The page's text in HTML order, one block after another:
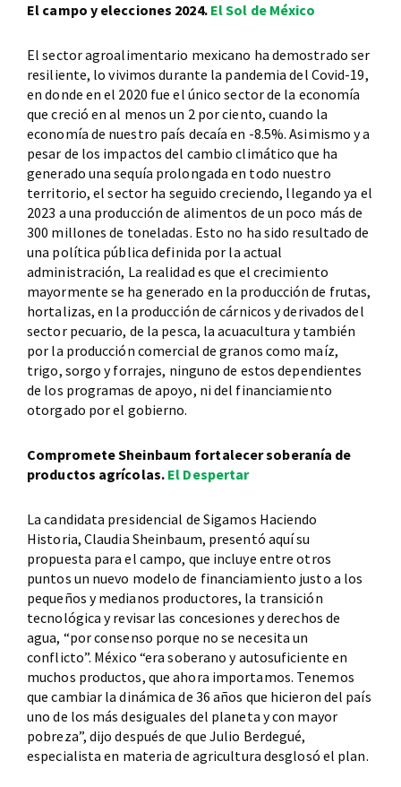
El campo y elecciones 2024. El Sol de México
El sector agroalimentario mexicano ha demostrado ser
resiliente, lo vivimos durante la pandemia del Covid-19,
en donde en el 2020 fue el único sector de la economía
que creció en al menos un 2 por ciento, cuando la
economía de nuestro país decaía en -8.5%. Asimismo y a
pesar de los impactos del cambio climático que ha
generado una sequía prolongada en todo nuestro
territorio, el sector ha seguido creciendo, llegando ya el
2023 a una producción de alimentos de un poco más de
300 millones de toneladas. Esto no ha sido resultado de
una política pública definida por la actual
administración, La realidad es que el crecimiento
mayormente se ha generado en la producción de frutas,
hortalizas, en la producción de cárnicos y derivados del
sector pecuario, de la pesca, la acuacultura y también
por la producción comercial de granos como maíz,
trigo, sorgo y forrajes, ninguno de estos dependientes
de los programas de apoyo, ni del financiamiento
otorgado por el gobierno.
Compromete Sheinbaum fortalecer soberanía de
productos agrícolas. El Despertar
La candidata presidencial de Sigamos Haciendo
Historia, Claudia Sheinbaum, presentó aquí su
propuesta para el campo, que incluye entre otros
puntos un nuevo modelo de financiamiento justo a los
pequeños y medianos productores, la transición
tecnológica y revisar las concesiones y derechos de
agua, “por consenso porque no se necesita un
conflicto”. México “era soberano y autosuficiente en
muchos productos, que ahora importamos. Tenemos
que cambiar la dinámica de 36 años que hicieron del país
uno de los más desiguales del planeta y con mayor
pobreza”, dijo después de que Julio Berdegué,
especialista en materia de agricultura desglosó el plan.